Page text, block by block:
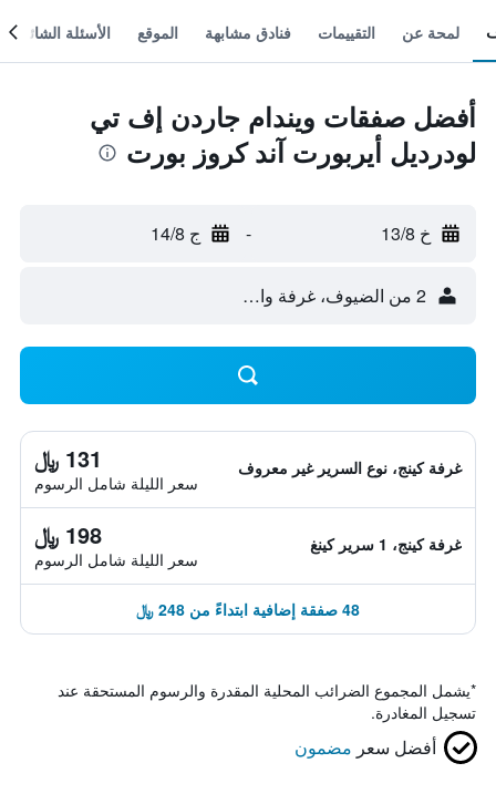
لمحة عن التقييمات فنادق مشابهة الموقع الأسئلة الشائعة
أفضل صفقات ويندام جاردن إف تي
لودرديل أيربورت آند كروز بورت
خ 13/8 - ج 14/8
2 من الضيوف، غرفة واحدة
غرفة كينج، نوع السرير غير معروف 131 ﷼
سعر الليلة شامل الرسوم
غرفة كينج، 1 سرير كينغ 198 ﷼
سعر الليلة شامل الرسوم
48 صفقة إضافية ابتداءً من 248 ﷼
*يشمل المجموع الضرائب المحلية المقدرة والرسوم المستحقة عند
تسجيل المغادرة.
أفضل سعر مضمون